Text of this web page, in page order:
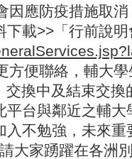
因應防疫措施取
載>>「行前說
方便聯絡，輔大
換中及結束交換
平台與鄰近之輔大
入不勉強，未來重
大家踴躍在各洲